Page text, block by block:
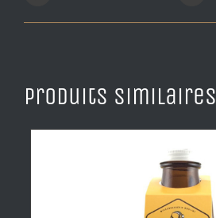
Produits similaires